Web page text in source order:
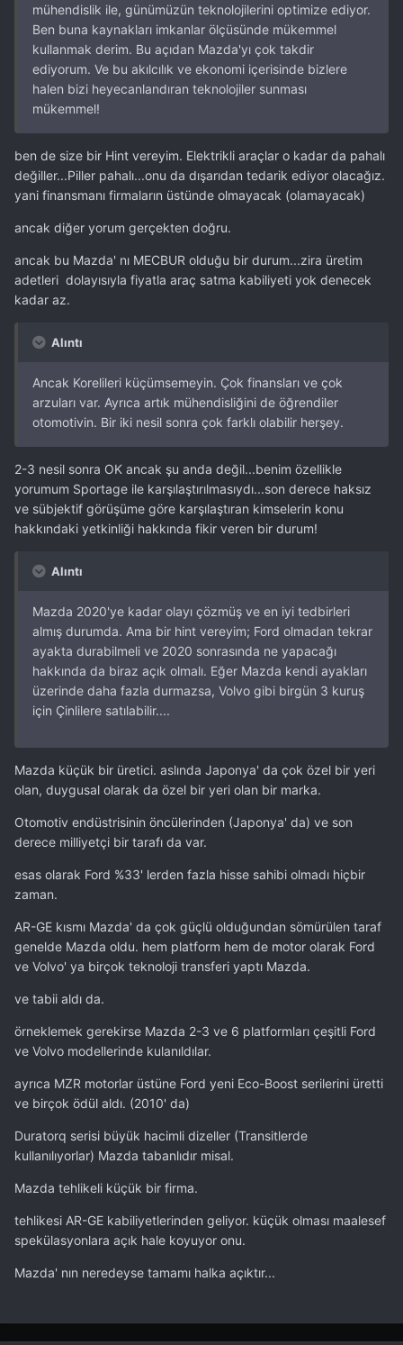
mühendislik ile, günümüzün teknolojilerini optimize ediyor.
Ben buna kaynakları imkanlar ölçüsünde mükemmel
kullanmak derim. Bu açıdan Mazda'yı çok takdir
ediyorum. Ve bu akılcılık ve ekonomi içerisinde bizlere
halen bizi heyecanlandıran teknolojiler sunması
mükemmel!
ben de size bir Hint vereyim. Elektrikli araçlar o kadar da pahalı
değiller...Piller pahalı...onu da dışarıdan tedarik ediyor olacağız.
yani finansmanı firmaların üstünde olmayacak (olamayacak)
ancak diğer yorum gerçekten doğru.
ancak bu Mazda' nı MECBUR olduğu bir durum...zira üretim
adetleri dolayısıyla fiyatla araç satma kabiliyeti yok denecek
kadar az.
Alıntı
Ancak Korelileri küçümsemeyin. Çok finansları ve çok
arzuları var. Ayrıca artık mühendisliğini de öğrendiler
otomotivin. Bir iki nesil sonra çok farklı olabilir herşey.
2-3 nesil sonra OK ancak şu anda değil...benim özellikle
yorumum Sportage ile karşılaştırılmasıydı...son derece haksız
ve sübjektif görüşüme göre karşılaştıran kimselerin konu
hakkındaki yetkinliği hakkında fikir veren bir durum!
Alıntı
Mazda 2020'ye kadar olayı çözmüş ve en iyi tedbirleri
almış durumda. Ama bir hint vereyim; Ford olmadan tekrar
ayakta durabilmeli ve 2020 sonrasında ne yapacağı
hakkında da biraz açık olmalı. Eğer Mazda kendi ayakları
üzerinde daha fazla durmazsa, Volvo gibi birgün 3 kuruş
için Çinlilere satılabilir....
Mazda küçük bir üretici. aslında Japonya' da çok özel bir yeri
olan, duygusal olarak da özel bir yeri olan bir marka.
Otomotiv endüstrisinin öncülerinden (Japonya' da) ve son
derece milliyetçi bir tarafı da var.
esas olarak Ford %33' lerden fazla hisse sahibi olmadı hiçbir
zaman.
AR-GE kısmı Mazda' da çok güçlü olduğundan sömürülen taraf
genelde Mazda oldu. hem platform hem de motor olarak Ford
ve Volvo' ya birçok teknoloji transferi yaptı Mazda.
ve tabii aldı da.
örneklemek gerekirse Mazda 2-3 ve 6 platformları çeşitli Ford
ve Volvo modellerinde kulanıldılar.
ayrıca MZR motorlar üstüne Ford yeni Eco-Boost serilerini üretti
ve birçok ödül aldı. (2010' da)
Duratorq serisi büyük hacimli dizeller (Transitlerde
kullanılıyorlar) Mazda tabanlıdır misal.
Mazda tehlikeli küçük bir firma.
tehlikesi AR-GE kabiliyetlerinden geliyor. küçük olması maalesef
spekülasyonlara açık hale koyuyor onu.
Mazda' nın neredeyse tamamı halka açıktır...